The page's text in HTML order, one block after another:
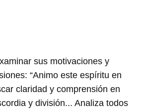
sus motivaciones y
“Animo este espíritu en
claridad y comprensión en
y división... Analiza todos